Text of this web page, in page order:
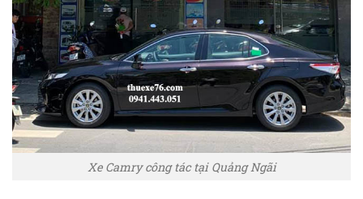
Xe Camry công tác tại Quảng Ngãi